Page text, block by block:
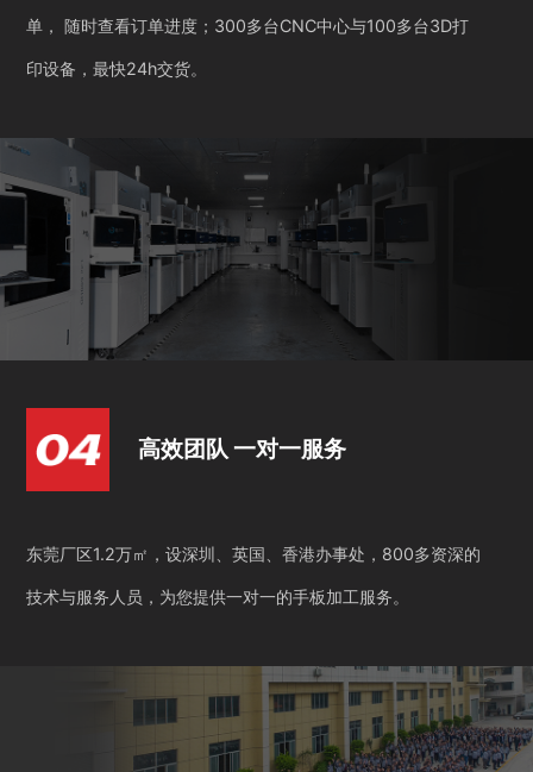
单， 随时查看订单进度；300多台CNC中心与100多台3D打
印设备，最快24h交货。
高效团队 一对一服务
东莞厂区1.2万㎡，设深圳、英国、香港办事处，800多资深的
技术与服务人员，为您提供一对一的手板加工服务。